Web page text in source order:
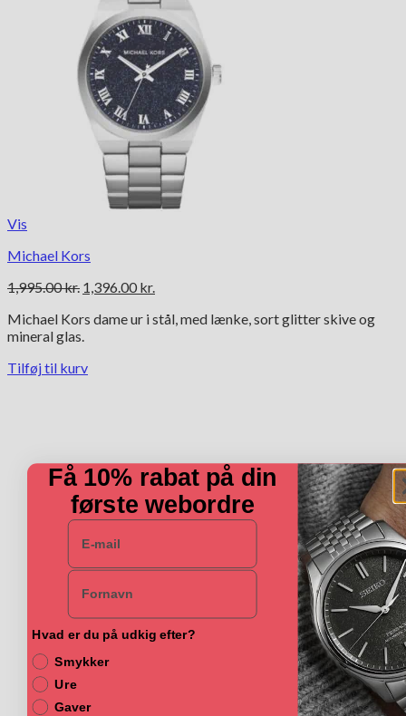
Vis
Michael Kors
1,995.00kr. Den
pris
var:
1,396.00 kr.
pris
Michael Kors dame ur i stål, med lænke, sort glitter skive og
mineral glas.
Tilføj til kurv
Få 10% rabat på din
første webordre
E-mail
Navn
Hvad er du på udkig efter?
Smykker
Ure
Gaver